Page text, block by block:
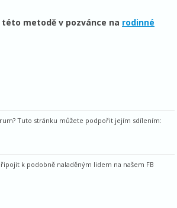
metodě v pozvánce na rodinné
Tuto stránku můžete podpořit jejím sdílením:
k podobně naladěným lidem na našem FB